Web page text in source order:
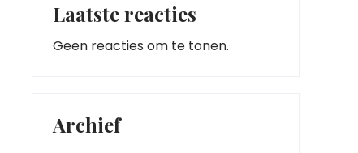
Laatste reacties
Geen reacties om te tonen.
Archief